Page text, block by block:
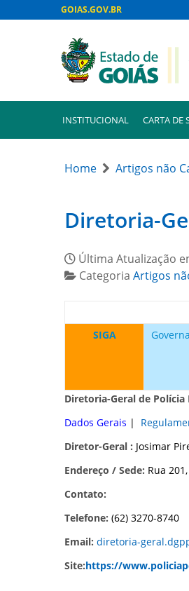
GOIAS.GOV.BR
INSTITUCIONAL CARTA DE
Home Artigos não
Diretoria-
Última Atualização
Categoria Artigos
SIGA
Diretoria-Geral de Polícia
Dados Gerais |
Diretor-Geral : Josimar
Endereço / Sede: Rua
Contato:
Telefone: (62) 3270-8740
Email: diretoria-
Site:https://